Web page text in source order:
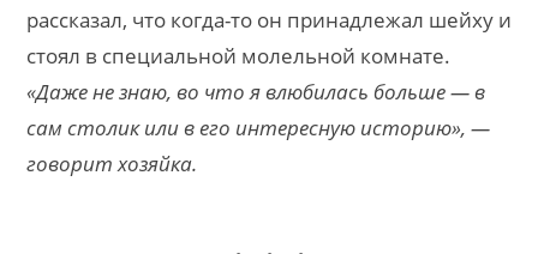
рассказал, что когда-то он принадлежал шейху и
стоял в специальной молельной комнате.
«Даже не знаю, во что я влюбилась больше — в
сам столик или в его интересную историю», —
говорит хозяйка.